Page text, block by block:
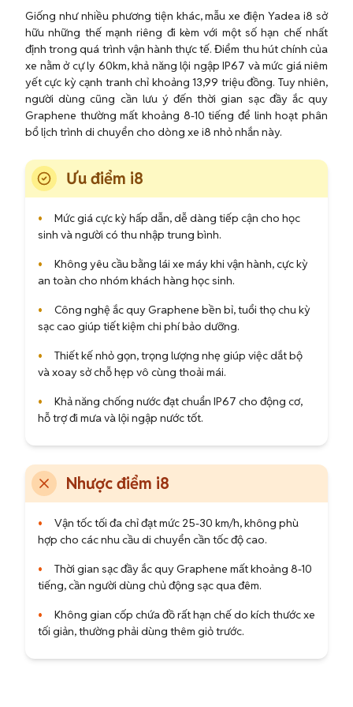
Giống như nhiều phương tiện khác, mẫu xe điện Yadea i8 sở
hữu những thế mạnh riêng đi kèm với một số hạn chế nhất
định trong quá trình vận hành thực tế. Điểm thu hút chính của
xe nằm ở cự ly 60km, khả năng lội ngập IP67 và mức giá niêm
yết cực kỳ cạnh tranh chỉ khoảng 13,99 triệu đồng. Tuy nhiên,
người dùng cũng cần lưu ý đến thời gian sạc đầy ắc quy
Graphene thường mất khoảng 8-10 tiếng để linh hoạt phân
bổ lịch trình di chuyển cho dòng xe i8 nhỏ nhắn này.
Ưu điểm i8
•
Mức giá cực kỳ hấp dẫn, dễ dàng tiếp cận cho học
sinh và người có thu nhập trung bình.
•
Không yêu cầu bằng lái xe máy khi vận hành, cực kỳ
an toàn cho nhóm khách hàng học sinh.
•
Công nghệ ắc quy Graphene bền bỉ, tuổi thọ chu kỳ
sạc cao giúp tiết kiệm chi phí bảo dưỡng.
•
Thiết kế nhỏ gọn, trọng lượng nhẹ giúp việc dắt bộ
và xoay sở chỗ hẹp vô cùng thoải mái.
•
Khả năng chống nước đạt chuẩn IP67 cho động cơ,
hỗ trợ đi mưa và lội ngập nước tốt.
Nhược điểm i8
•
Vận tốc tối đa chỉ đạt mức 25-30 km/h, không phù
hợp cho các nhu cầu di chuyển cần tốc độ cao.
•
Thời gian sạc đầy ắc quy Graphene mất khoảng 8-10
tiếng, cần người dùng chủ động sạc qua đêm.
•
Không gian cốp chứa đồ rất hạn chế do kích thước xe
tối giản, thường phải dùng thêm giỏ trước.